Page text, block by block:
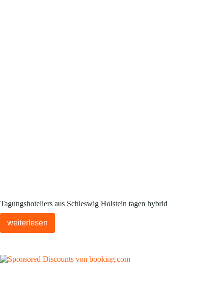
Tagungshoteliers aus Schleswig Holstein tagen hybrid
weiterlesen